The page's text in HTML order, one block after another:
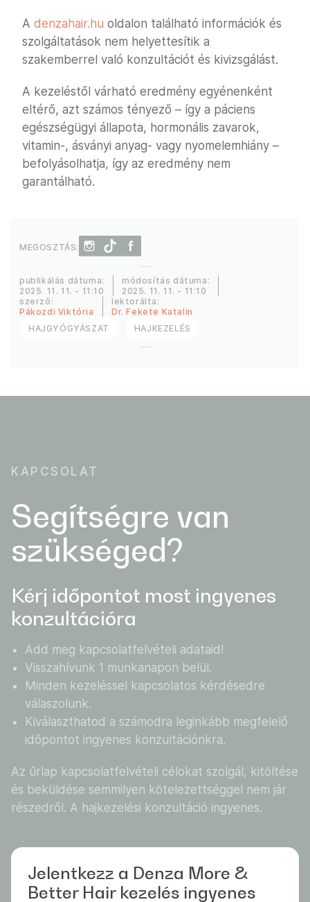
A denzahair.hu oldalon található információk és
szolgáltatások nem helyettesítik a
szakemberrel való konzultációt és kivizsgálást.
A kezeléstől várható eredmény egyénenként
eltérő, azt számos tényező – így a páciens
egészségügyi állapota, hormonális zavarok,
vitamin-, ásványi anyag- vagy nyomelemhiány –
befolyásolhatja, így az eredmény nem
garantálható.
publikálás dátuma:
2025. 11. 11. - 11:10
módosítás dátuma:
2025. 11. 11. - 11:10
szerző:
Pákozdi Viktória
lektorálta:
Dr. Fekete Katalin
HAJGYÓGYÁSZAT
HAJKEZELÉS
MEGOSZTÁS:
KAPCSOLAT
Segítségre van
szükséged?
Kérj időpontot most ingyenes
konzultációra
Add meg kapcsolatfelvételi adataid!
Visszahívunk 1 munkanapon belül.
Minden kezeléssel kapcsolatos kérdésedre
válaszolunk.
Kiválaszthatod a számodra leginkább megfelelő
időpontot ingyenes konzultációnkra.
Az űrlap kapcsolatfelvételi célokat szolgál, kitöltése
és beküldése semmilyen kötelezettséggel nem jár
részedről. A hajkezelési konzultáció ingyenes.
Jelentkezz a Denza More &
Better Hair kezelés ingyenes